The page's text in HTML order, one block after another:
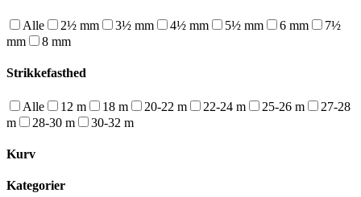
Alle 2½ mm 3½ mm 4½ mm 5½ mm 6 mm
7½
mm
8 mm
Strikkefasthed
Alle 12 m 18 m 20-22 m 22-24 m 25-26 m
27-28
m
28-30 m 30-32 m
Kurv
Kategorier